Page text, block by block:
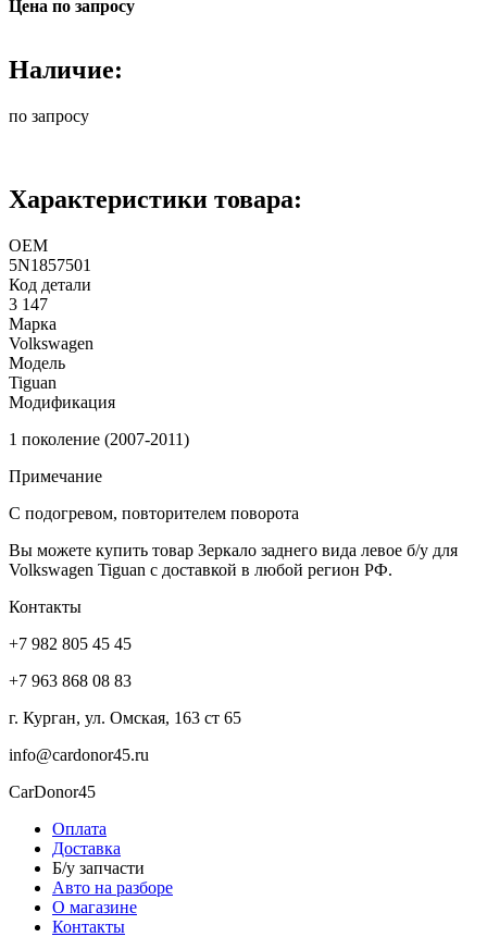
Цена по запросу
Наличие:
по запросу
Характеристики товара:
ОЕМ
5N1857501
Код детали
3 147
Марка
Volkswagen
Модель
Tiguan
Модификация
1 поколение (2007-2011)
Примечание
С подогревом, повторителем поворота
Вы можете купить товар Зеркало заднего вида левое б/у для
Volkswagen Tiguan с доставкой в любой регион РФ.
Контакты
+7 982 805 45 45
+7 963 868 08 83
г. Курган, ул. Омская, 163 ст 65
info@cardonor45.ru
CarDonor45
Оплата
Доставка
Б/у запчасти
Авто на разборе
О магазине
Контакты